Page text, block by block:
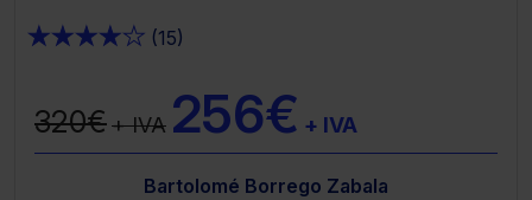
★★★★★ (15)
320€+ IVA 256€ + IVA
Bartolomé Borrego Zabala